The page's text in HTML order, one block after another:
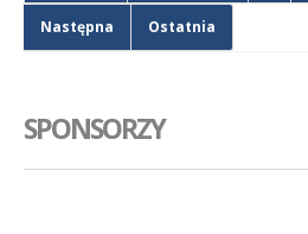
Następna Ostatnia
SPONSORZY